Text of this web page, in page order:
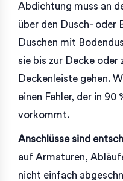
Abdichtung muss an
über den Dusch- oder
Duschen mit
sie bis zur Decke oder
Deckenleiste gehen.
einen Fehler, der in 90
vorkommt.
Anschlüsse sind
auf Armaturen,
nicht einfach